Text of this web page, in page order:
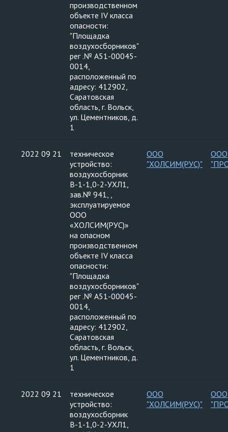
производственном
объекте IV класса
опасности:
"Площадка
воздухосборников"
рег .№ А51-00045-
0014,
расположенный по
адресу: 412902,
Саратовская
область, г. Вольск,
ул. Цементников, д.
1
2022 09 21
техническое
устройство:
воздухосборник
В-1-1,0-2-УХЛ1,
зав.№ 941, ,
эксплуатируемое
ООО
«ХОЛСИМ(РУС)»
на опасном
производственном
объекте IV класса
опасности:
"Площадка
воздухосборников"
рег .№ А51-00045-
0014,
расположенный по
адресу: 412902,
Саратовская
область, г. Вольск,
ул. Цементников, д.
1
ООО
"ХОЛСИМ(РУС)"
ООО
2022 09 21
техническое
устройство:
воздухосборник
В-1-1,0-2-УХЛ1,
ООО
"ХОЛСИМ(РУС)"
ООО